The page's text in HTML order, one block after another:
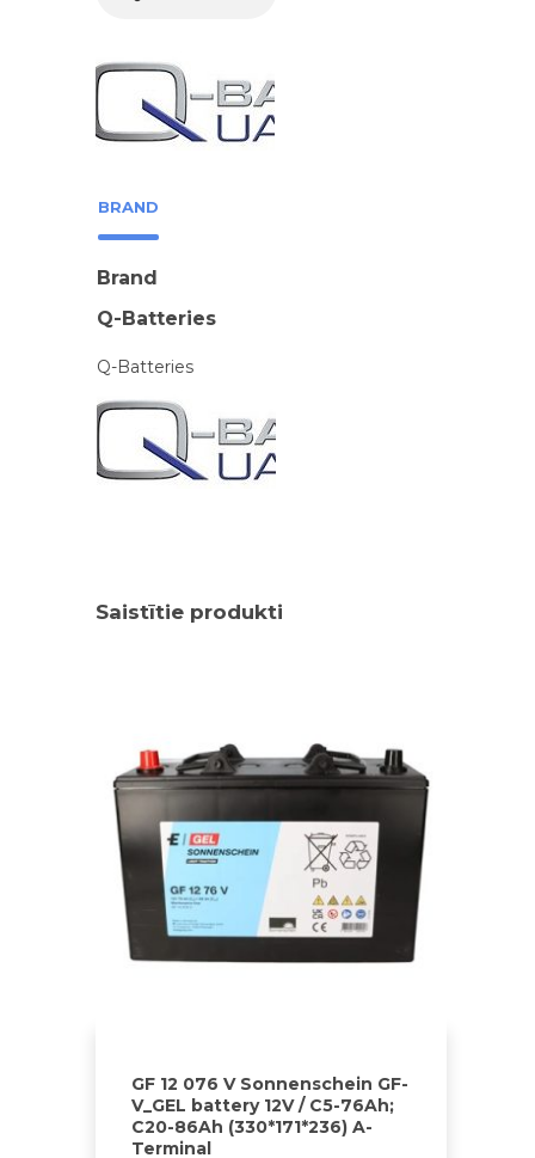
BRAND
Brand
Q-Batteries
Q-Batteries
Saistītie produkti
GF 12 076 V Sonnenschein GF-
V_GEL battery 12V / C5-76Ah;
C20-86Ah (330*171*236) A-
Terminal